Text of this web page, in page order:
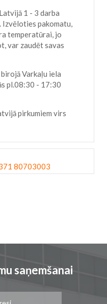
1 - 3 darba
Izvēloties pakomatu,
temperatūrai, jo
var zaudēt savas
Varkaļu iela
pl.08:30 - 17:30
pirkumiem virs
80703003
saņemšanai